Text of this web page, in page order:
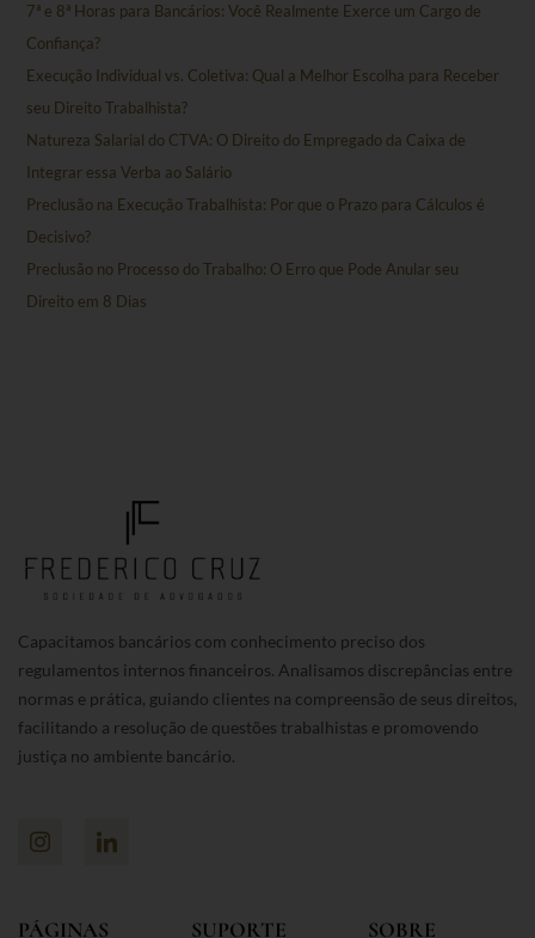
7ª e 8ª Horas para Bancários: Você Realmente Exerce um Cargo de
Confiança?
Execução Individual vs. Coletiva: Qual a Melhor Escolha para Receber
seu Direito Trabalhista?
Natureza Salarial do CTVA: O Direito do Empregado da Caixa de
Integrar essa Verba ao Salário
Preclusão na Execução Trabalhista: Por que o Prazo para Cálculos é
Decisivo?
Preclusão no Processo do Trabalho: O Erro que Pode Anular seu
Direito em 8 Dias
Capacitamos bancários com conhecimento preciso dos
regulamentos internos financeiros. Analisamos discrepâncias entre
normas e prática, guiando clientes na compreensão de seus direitos,
facilitando a resolução de questões trabalhistas e promovendo
justiça no ambiente bancário.
PÁGINAS SUPORTE SOBRE